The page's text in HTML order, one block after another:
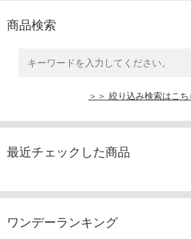
商品検索
＞＞ 絞り込み検索はこち
最近チェックした商品
ワンデーランキング